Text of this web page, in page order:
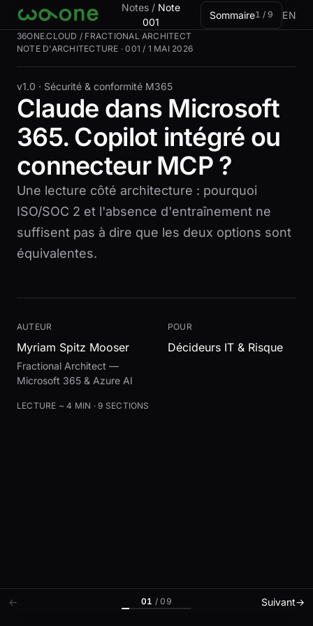
Aller à la carte Notes / Note
001
Sommaire1 / 9 EN
36ONE.CLOUD / FRACTIONAL ARCHITECT
NOTE D'ARCHITECTURE · 001 / 1 MAI 2026
v1.0 · Sécurité & conformité M365
Claude dans Microsoft
365. Copilot intégré ou
connecteur MCP ?
Une lecture côté architecture : pourquoi
ISO/SOC 2 et l'absence d'entraînement ne
suffisent pas à dire que les deux options sont
équivalentes.
AUTEUR
Myriam Spitz Mooser
Fractional Architect —
Microsoft 365 & Azure AI
POUR
Décideurs IT & Risque
LECTURE ~ 4 MIN · 9 SECTIONS
← 01 /09 Suivant→